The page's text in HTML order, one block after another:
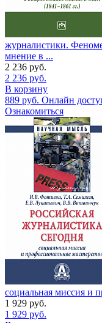
журналистики.
мнение в ...
2 236 руб.
2 236 руб.
В корзину
889 руб. Онлайн
Ознакомиться
социальная миссия и
1 929 руб.
1 929 руб.